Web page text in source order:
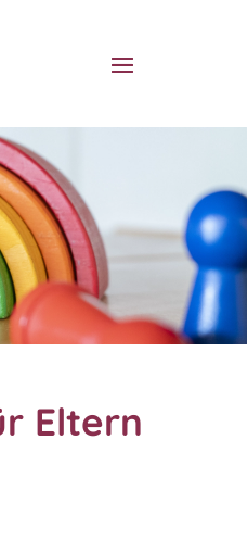
Eltern